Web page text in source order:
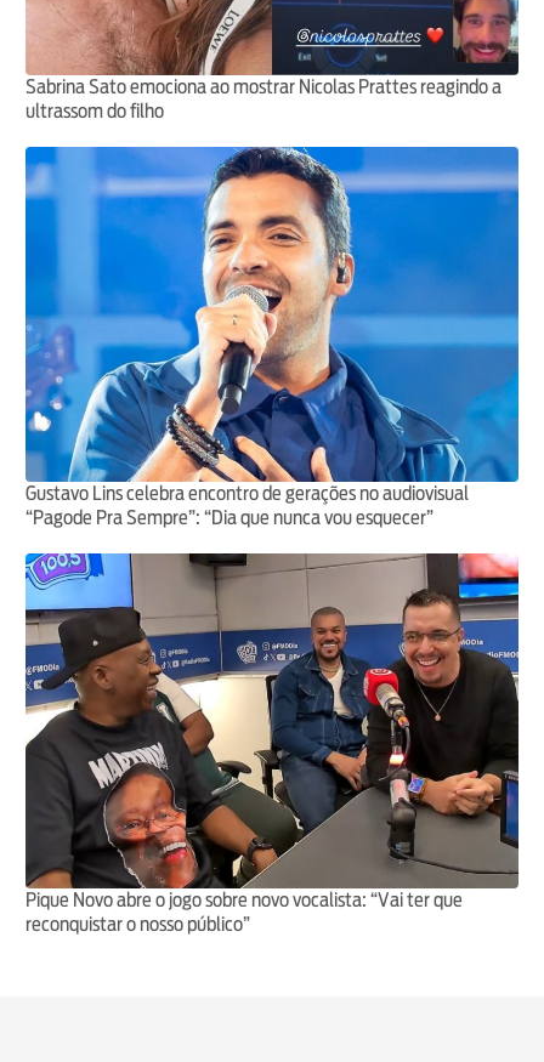
Sabrina Sato emociona ao mostrar Nicolas Prattes reagindo a
ultrassom do filho
Gustavo Lins celebra encontro de gerações no audiovisual
“Pagode Pra Sempre”: “Dia que nunca vou esquecer”
Pique Novo abre o jogo sobre novo vocalista: “Vai ter que
reconquistar o nosso público”